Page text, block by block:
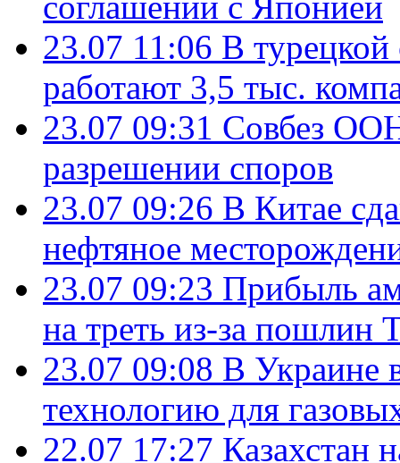
23.07 11:06 В
работают 3,5 тыс.
23.07 09:31 Совбез
разрешении споров
23.07 09:26 В Китае
нефтяное
23.07 09:23 Прибыль
на треть из-за пошлин
23.07 09:08 В Украине
технологию для
22.07 17:27 Казахстан